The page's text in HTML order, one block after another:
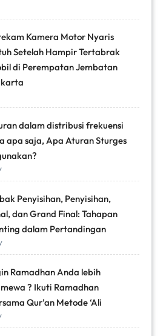
Kamera Motor Nyaris
Setelah Hampir Tertabrak
di Perempatan Jembatan
dalam distribusi frekuensi
apa saja, Apa Aturan Sturges
Penyisihan, Penyisihan,
dan Grand Final: Tahapan
dalam Pertandingan
Ramadhan Anda lebih
? Ikuti Ramadhan
Qur’an Metode ‘Ali